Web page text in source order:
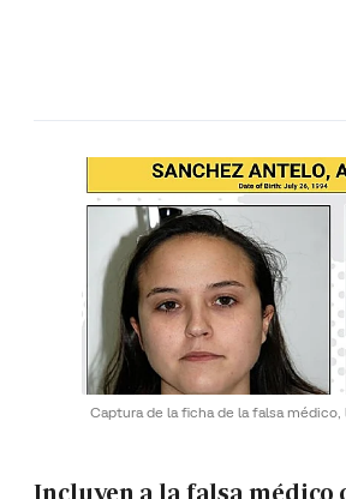
Captura de la ficha de la falsa
Incluyen a la falsa médico